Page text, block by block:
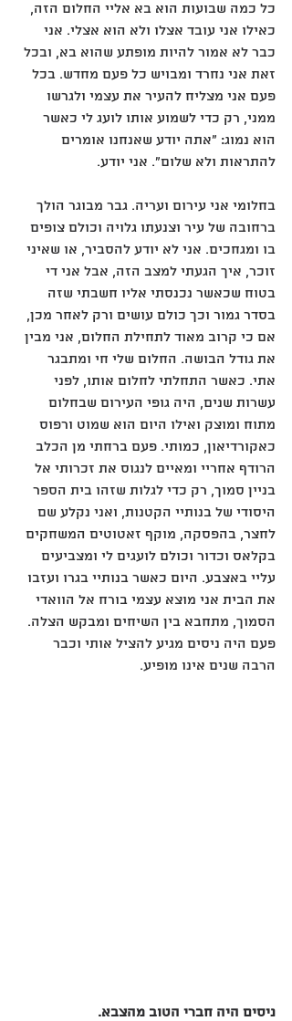
כל כמה שבועות הוא בא אליי החלום הזה,
כאילו אני עובד אצלו ולא הוא אצלי. אני
כבר לא אמור להיות מופתע שהוא בא, ובכל
זאת אני נחרד ומבויש כל פעם מחדש. בכל
פעם אני מצליח להעיר את עצמי ולגרשו
ממני, רק כדי לשמוע אותו לועג לי כאשר
הוא נמוג: "אתה יודע שאנחנו אומרים
להתראות ולא שלום". אני יודע.
בחלומי אני עירום ועריה. גבר מבוגר הולך
ברחובה של עיר וצנעתו גלויה וכולם צופים
בו ומגחכים. אני לא יודע להסביר, או שאיני
זוכר, איך הגעתי למצב הזה, אבל אני די
בטוח שכאשר נכנסתי אליו חשבתי שזה
בסדר גמור וכך כולם עושים ורק לאחר מכן,
אם כי קרוב מאוד לתחילת החלום, אני מבין
את גודל הבושה. החלום שלי חי ומתבגר
אתי. כאשר התחלתי לחלום אותו, לפני
עשרות שנים, היה גופי העירום שבחלום
מתוח ומוצק ואילו היום הוא שמוט ורפוס
כאקורדיאון, כמותי. פעם ברחתי מן הכלב
הרודף אחריי ומאיים לנגוס את זכרותי אל
בניין סמוך, רק כדי לגלות שזהו בית הספר
היסודי של בנותיי הקטנות, ואני נקלע שם
לחצר, בהפסקה, מוקף זאטוטים המשחקים
בקלאס וכדור וכולם לועגים לי ומצביעים
עליי באצבע. היום כאשר בנותיי בגרו ועזבו
את הבית אני מוצא עצמי בורח אל הוואדי
הסמוך, מתחבא בין השיחים ומבקש הצלה.
פעם היה ניסים מגיע להציל אותי וכבר
הרבה שנים אינו מופיע.
ניסים היה חברי הטוב מהצבא.